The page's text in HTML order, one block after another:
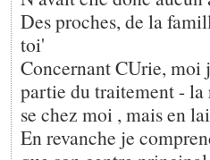
Des proches, de la
toi'
Concernant CUrie, moi
partie du traitement -
se chez moi , mais en
En revanche je